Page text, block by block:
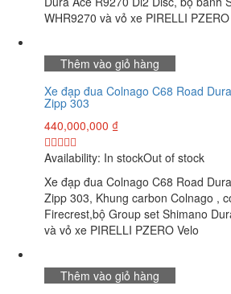
WHR9270 và vỏ xe PIRELLI PZERO
Thêm vào giỏ hàng
Xe đạp đua Colnago C68 Road
Zipp 303
440,000,000 ₫
Availability: In stockOut of stock
Xe đạp đua Colnago C68 Road
Zipp 303, Khung carbon Colnago ,
Firecrest,bộ Group set Shimano
và vỏ xe PIRELLI PZERO Velo
Thêm vào giỏ hàng